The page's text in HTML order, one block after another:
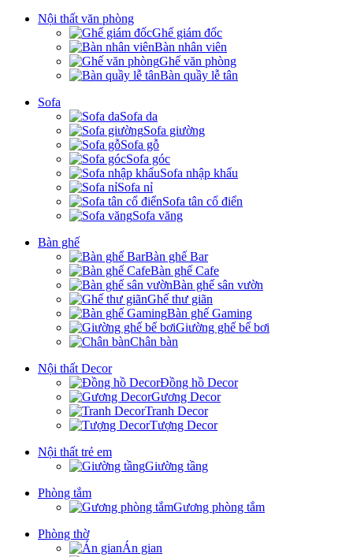
Nội thất văn phòng
Ghế giám đốc
Bàn nhân viên
Ghế văn phòng
Bàn quầy lễ tân
Sofa
Sofa da
Sofa giường
Sofa gỗ
Sofa góc
Sofa nhập khẩu
Sofa nỉ
Sofa tân cổ điển
Sofa văng
Bàn ghế
Bàn ghế Bar
Bàn ghế Cafe
Bàn ghế sân vườn
Ghế thư giãn
Bàn ghế Gaming
Giường ghế bể bơi
Chân bàn
Nội thất Decor
Đồng hồ Decor
Gương Decor
Tranh Decor
Tượng Decor
Nội thất trẻ em
Giường tầng
Phòng tắm
Gương phòng tắm
Phòng thờ
Án gian